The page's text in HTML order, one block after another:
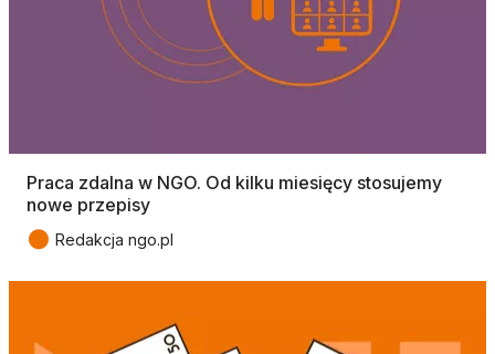
Praca zdalna w NGO. Od kilku miesięcy stosujemy
nowe przepisy
● Redakcja ngo.pl